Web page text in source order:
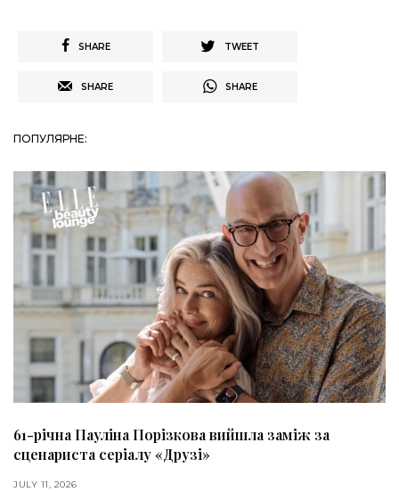
SHARE TWEET
SHARE SHARE
ПОПУЛЯРНЕ:
61-річна Пауліна Порізкова вийшла заміж за
сценариста серіалу «Друзі»
JULY 11, 2026